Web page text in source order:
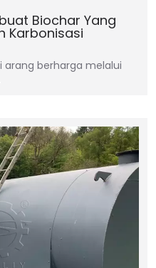
Biochar Yang
Karbonisasi
berharga melalui